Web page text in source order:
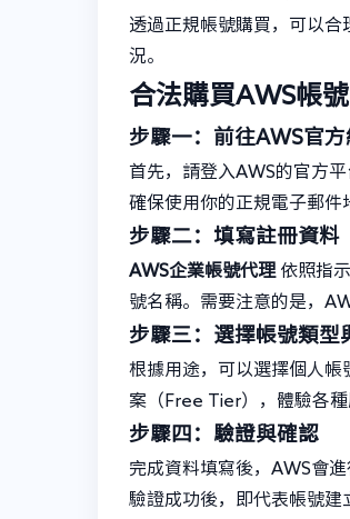
透過正規帳號購買，可以
況。
合法購買AWS帳
步驟一：前往AWS官方
首先，請登入AWS的官方
確保使用你的正規電子郵件
步驟二：填寫註冊資料
AWS企業帳號代理 依照指
號名稱。需要注意的是，
步驟三：選擇帳號類型
根據用途，可以選擇個人帳
案（Free Tier），體驗各種
步驟四：驗證與確認
完成資料填寫後，AWS會
驗證成功後，即代表帳號建